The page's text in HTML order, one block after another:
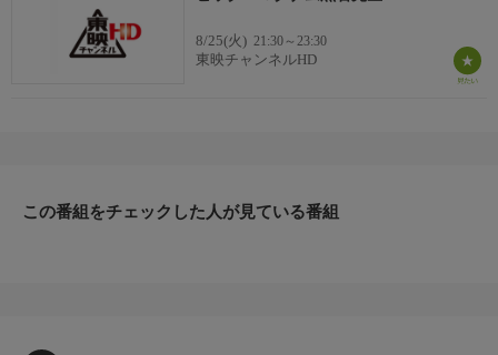
8/25(火) 21:30～23:30
東映チャンネルHD
この番組をチェックした人が見ている番組